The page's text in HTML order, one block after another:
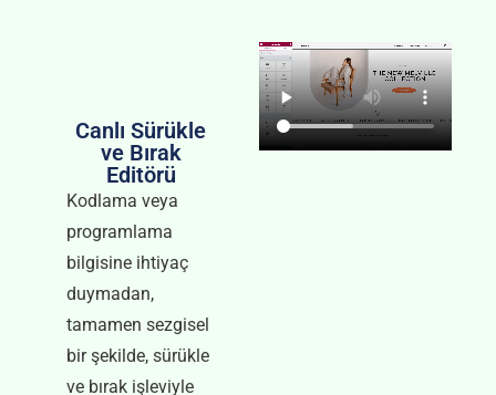
Canlı Sürükle
ve Bırak
Editörü
Kodlama veya
programlama
bilgisine ihtiyaç
duymadan,
tamamen sezgisel
bir şekilde, sürükle
ve bırak işleviyle